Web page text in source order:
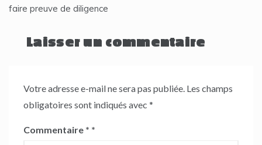
faire preuve de diligence
Laisser un commentaire
Votre adresse e-mail ne sera pas publiée. Les champs
obligatoires sont indiqués avec *
Commentaire *